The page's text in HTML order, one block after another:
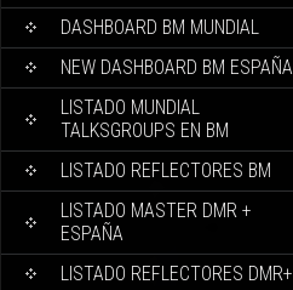
DASHBOARD BM MUNDIAL
NEW DASHBOARD BM ESPAÑA
LISTADO MUNDIAL
TALKSGROUPS EN BM
LISTADO REFLECTORES BM
LISTADO MASTER DMR +
ESPAÑA
LISTADO REFLECTORES DMR+